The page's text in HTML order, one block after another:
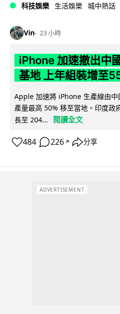
科技娛樂 生活娛樂 城中熱話
Vin 23 小時
iPhone 加速撤出中
基地 上年組裝增至
Apple 加速將 iPhone 生產線由
產量最高 50% 移至當地。印度政
長至 204...
閱讀全文
484 226 ↗ 分享
ADVERTISEMENT